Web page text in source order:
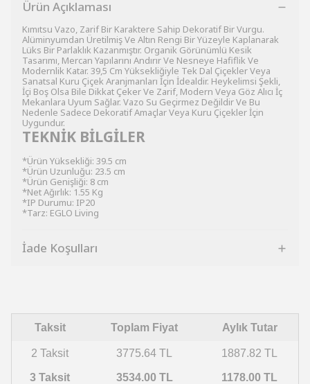
Ürün Açıklaması
Kımıtsu Vazo, Zarif Bir Karaktere Sahip Dekoratif Bir Vurgu.
Alüminyumdan Üretilmiş Ve Altın Rengi Bir Yüzeyle Kaplanarak
Lüks Bir Parlaklık Kazanmıştır. Organik Görünümlü Kesik
Tasarımı, Mercan Yapılarını Andırır Ve Nesneye Hafiflik Ve
Modernlik Katar. 39,5 Cm Yüksekliğiyle Tek Dal Çiçekler Veya
Sanatsal Kuru Çiçek Aranjmanları İçin İdealdir. Heykelimsi Şekli,
İçi Boş Olsa Bile Dikkat Çeker Ve Zarif, Modern Veya Göz Alıcı İç
Mekanlara Uyum Sağlar. Vazo Su Geçirmez Değildir Ve Bu
Nedenle Sadece Dekoratif Amaçlar Veya Kuru Çiçekler İçin
Uygundur.
TEKNİK BİLGİLER
*Ürün Yüksekliği: 39.5 cm
*Ürün Uzunluğu: 23.5 cm
*Ürün Genişliği: 8 cm
*Net Ağırlık: 1.55 Kg
*IP Durumu: IP20
*Tarz: EGLO Living
İade Koşulları
Taksit Toplam Fiyat Aylık Tutar
2 Taksit 3775.64 TL 1887.82 TL
3 Taksit 3534.00 TL 1178.00 TL